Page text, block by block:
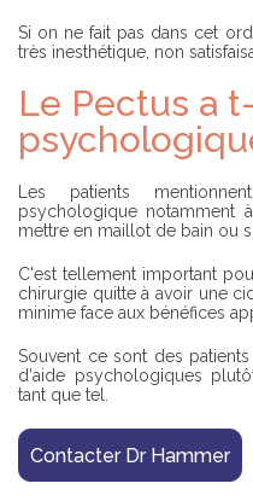
Si on ne fait pas dans cet
très inesthétique, non
Le Pectus a
Les patients
psychologique notamment
mettre en maillot de bain ou
C'est tellement important
chirurgie quitte à avoir une
minime face aux bénéfices
Souvent ce sont des
d'aide psychologiques
tant que tel.
Contacter Dr Hammer